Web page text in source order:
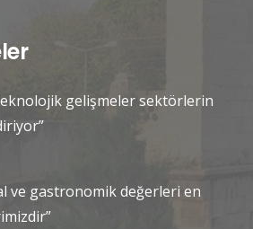
gelişmeler sektörlerin
ve gastronomik değerleri en